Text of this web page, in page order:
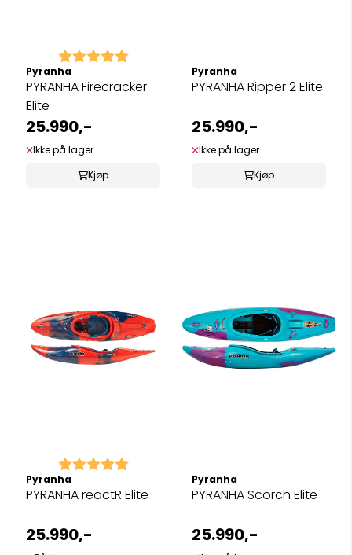
Karakter: 5.0 av 5 mulige
Pyranha
PYRANHA Firecracker
Elite
25.990,-
Ikke på lager
Kjøp
Pyranha
PYRANHA Ripper 2 Elite
25.990,-
Ikke på lager
Kjøp
Karakter: 5.0 av 5 mulige
Pyranha
PYRANHA reactR Elite
25.990,-
Pyranha
PYRANHA Scorch Elite
25.990,-